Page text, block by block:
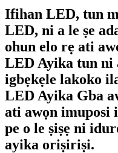
Ifihan LED, tun
LED, ni a le ṣe
ohun elo rẹ ati
LED Ayika tun ni
igbẹkẹle lakoko
LED Ayika Gba
ati awọn imuposi
pe o le ṣiṣẹ ni
ayika oriṣiriṣi.